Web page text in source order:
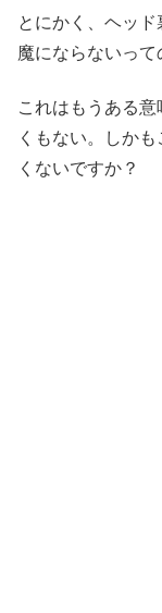
とにかく、ヘッ
魔にならないって
これはもうある
くもない。しか
くないですか？